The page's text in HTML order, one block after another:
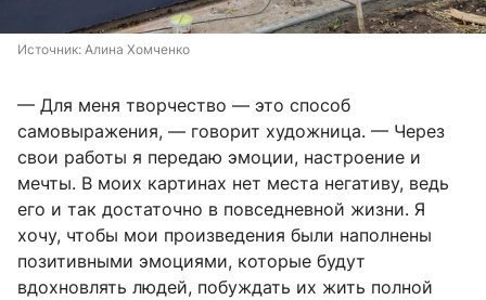
Источник: Алина Хомченко
— Для меня творчество — это способ
самовыражения, — говорит художница. — Через
свои работы я передаю эмоции, настроение и
мечты. В моих картинах нет места негативу, ведь
его и так достаточно в повседневной жизни. Я
хочу, чтобы мои произведения были наполнены
позитивными эмоциями, которые будут
вдохновлять людей, побуждать их жить полной